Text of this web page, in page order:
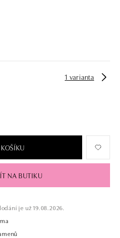
1 varianta
NA BUTIKU
je už 19.08.2026.